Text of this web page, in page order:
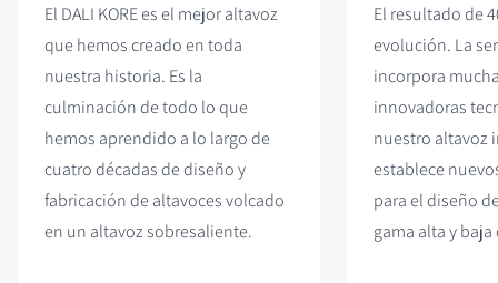
El DALI KORE es el mejor altavoz
que hemos creado en toda
nuestra historia. Es la
culminación de todo lo que
hemos aprendido a lo largo de
cuatro décadas de diseño y
fabricación de altavoces volcado
en un altavoz sobresaliente.
El resultado de
evolución. La
incorpora
innovadoras
nuestro altavoz
establece
para el diseño
gama alta y